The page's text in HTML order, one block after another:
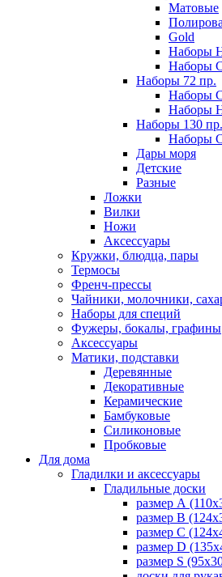
Матовые
Gold
Наборы
Наборы
Наборы 72 пр.
Наборы
Наборы
Наборы 130 пр.
Наборы
Дары моря
Детские
Разные
Ложки
Вилки
Ножи
Аксессуары
Кружки, блюдца, пары
Термосы
Френч-прессы
Чайники, молочники,
Наборы для специй
Фужеры, бокалы, графины
Аксессуары
Матики, подставки
Деревянные
Декоративные
Керамические
Бамбуковые
Силиконовые
Пробковые
Для дома
Гладилки и аксессуары
Гладильные доски
размер А
размер В
размер С
размер D
размер S